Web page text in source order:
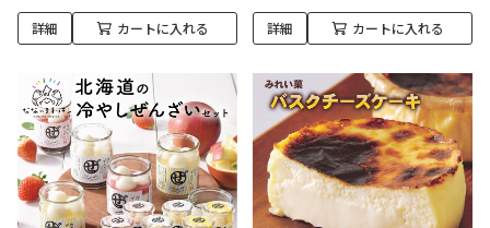
詳細 カートに入れる 詳細 カートに入れる